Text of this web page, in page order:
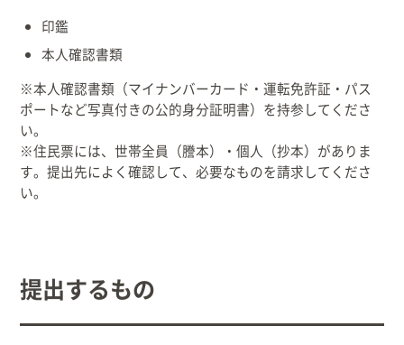
印鑑
本人確認書類
※本人確認書類（マイナンバーカード・運転免許証・パス
ポートなど写真付きの公的身分証明書）を持参してくださ
い。
※住民票には、世帯全員（謄本）・個人（抄本）がありま
す。提出先によく確認して、必要なものを請求してくださ
い。
提出するもの